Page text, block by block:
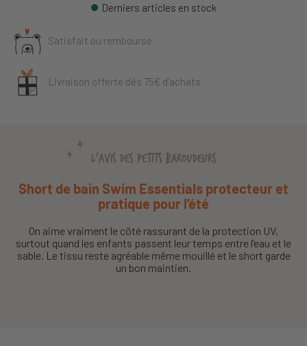
Derniers articles en stock
Satisfait ou remboursé
Livraison offerte dès 75€ d’achats
L'AVIS DES PETITS BAROUDEURS
Short de bain Swim Essentials protecteur et
pratique pour l’été
On aime vraiment le côté rassurant de la protection UV,
surtout quand les enfants passent leur temps entre l’eau et le
sable. Le tissu reste agréable même mouillé et le short garde
un bon maintien.